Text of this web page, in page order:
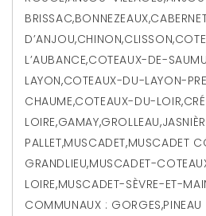
BRISSAC,BONNEZEAUX,
D’ANJOU,CHINON,CLISSON,
L’AUBANCE,COTEAUX-DE-
LAYON,COTEAUX-DU-LAYON-
CHAUME,COTEAUX-DU-LOIR,
LOIRE,GAMAY,GROLLEAU,
PALLET,MUSCADET,MUSCADET
GRANDLIEU,MUSCADET-
LOIRE,MUSCADET-SÈVRE-ET-
COMMUNAUX : GORGES,